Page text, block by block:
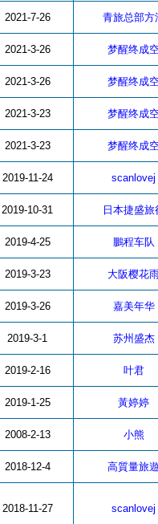
2021-7-26 青旅总部方
2021-3-26 梦醒终成
2021-3-26 梦醒终成
2021-3-23 梦醒终成
2021-3-23 梦醒终成
2019-11-24 scanlovej
2019-10-31 日本捷盛旅
2019-4-25 鵬程车队
2019-3-23 大阪樱花
2019-3-26 嘉美年华
2019-3-1 苏州盛杰
2019-2-16 叶君
2019-1-25 黃婷婷
2008-2-13 小熊
2018-12-4 高質量旅
2018-11-27 scanlovej